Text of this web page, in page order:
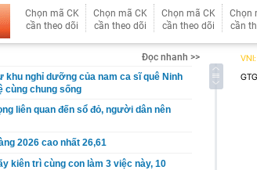
Chọn mã CK
cần theo dõi
Chọn mã CK
cần theo dõi
Chọn mã CK
cần theo dõi
Chọn
cần
Đọc nhanh >>
khu nghỉ dưỡng của nam ca sĩ quê Ninh
cùng chung sống
liên quan đến sổ đỏ, người dân nên
2026 cao nhất 26,61
kiên trì cùng con làm 3 việc này, 10